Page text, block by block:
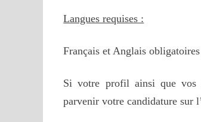
Langues requises :
Français et Anglais
Si votre profil ainsi que vos
parvenir votre candidature sur